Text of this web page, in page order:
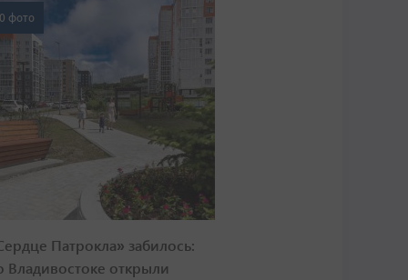
фото
Патрокла» забилось:
Владивостоке открыли